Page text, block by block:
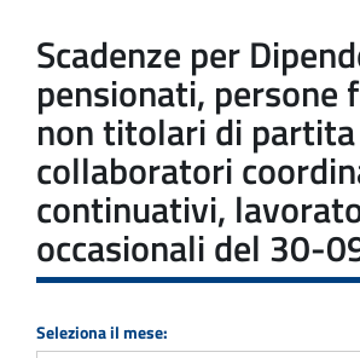
Scadenze per
pensionati, persone
non titolari di
collaboratori
continuativi,
occasionali del 30-
Seleziona il mese: